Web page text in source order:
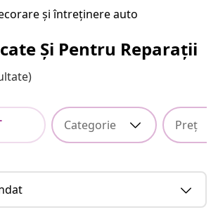
și întreținere auto
Și Pentru Reparații
Categorie Preț